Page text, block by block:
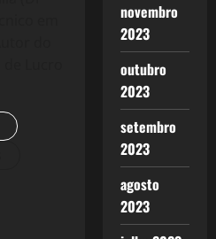
novembro
2023
outubro
2023
setembro
2023
agosto
2023